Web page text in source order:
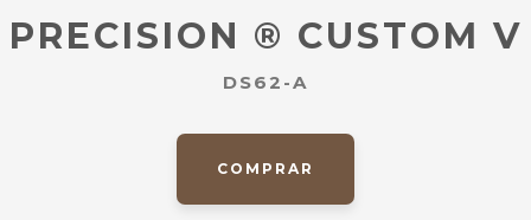
PRECISION ® CUSTOM V
DS62-A
COMPRAR